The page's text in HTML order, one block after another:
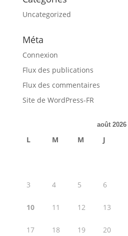
Uncategorized
Méta
Connexion
Flux des publications
Flux des commentaires
Site de WordPress-FR
août 2026
L M M J
3 4 5 6
10 11 12 13
17 18 19 20